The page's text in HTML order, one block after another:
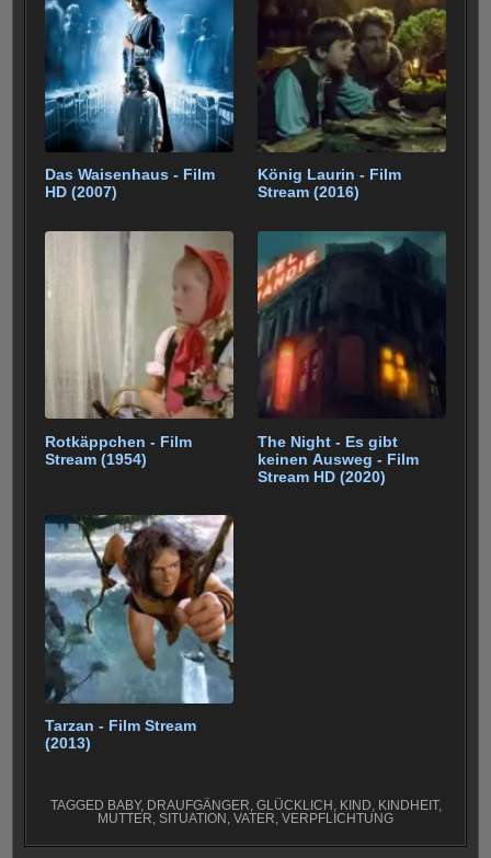
Das Waisenhaus - Film
HD (2007)
König Laurin - Film
Stream (2016)
Rotkäppchen - Film
Stream (1954)
The Night - Es gibt
keinen Ausweg - Film
Stream HD (2020)
Tarzan - Film Stream
(2013)
TAGGED BABY, DRAUFGÄNGER GLÜCKLICH KIND KINDHEIT,
MUTTER SITUATION VATER VERPFLICHTUNG